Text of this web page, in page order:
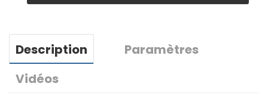
Description
Paramètres
Vidéos